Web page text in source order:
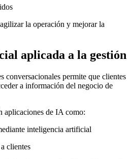
la operación y mejorar la
aplicada a la gestión
conversacionales permite que clientes
a información del negocio de
aplicaciones de IA como:
inteligencia artificial
clientes